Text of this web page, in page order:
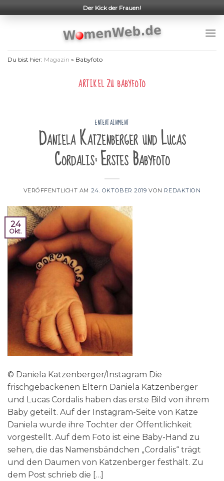
to
Der Kick der Frauen!
Du bist hier: Magazin » Babyfoto
ARTIKEL ZU BABYFOTO
ENTERTAINMENT
Daniela Katzenberger und Lucas
Cordalis: Erstes Babyfoto
VERÖFFENTLICHT AM 24. OKTOBER 2019 VON REDAKTION
24
Okt.
© Daniela Katzenberger/Instagram Die
frischgebackenen Eltern Daniela Katzenberger
und Lucas Cordalis haben das erste Bild von ihrem
Baby geteilt. Auf der Instagram-Seite von Katze
Daniela wurde ihre Tochter der Öffentlichkeit
vorgestellt. Auf dem Foto ist eine Baby-Hand zu
sehen, die das Namensbändchen „Cordalis“ trägt
und den Daumen von Katzenberger festhält. Zu
dem Post schrieb die […]